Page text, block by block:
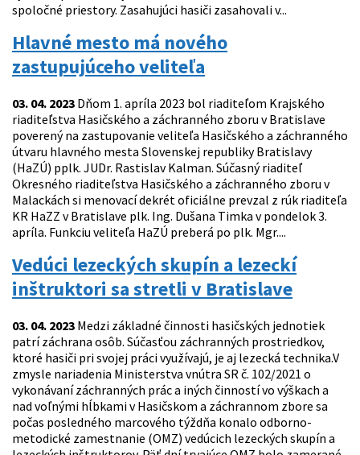
spoločné priestory. Zasahujúci hasiči zasahovali v...
Hlavné mesto má nového
zastupujúceho veliteľa
03. 04. 2023 Dňom 1. apríla 2023 bol riaditeľom Krajského
riaditeľstva Hasičského a záchranného zboru v Bratislave
poverený na zastupovanie veliteľa Hasičského a záchranného
útvaru hlavného mesta Slovenskej republiky Bratislavy
(HaZÚ) pplk. JUDr. Rastislav Kalman. Súčasný riaditeľ
Okresného riaditeľstva Hasičského a záchranného zboru v
Malackách si menovací dekrét oficiálne prevzal z rúk riaditeľa
KR HaZZ v Bratislave plk. Ing. Dušana Timka v pondelok 3.
apríla. Funkciu veliteľa HaZÚ preberá po plk. Mgr....
Vedúci lezeckých skupín a lezeckí
inštruktori sa stretli v Bratislave
03. 04. 2023 Medzi základné činnosti hasičských jednotiek
patrí záchrana osôb. Súčasťou záchranných prostriedkov,
ktoré hasiči pri svojej práci využívajú, je aj lezecká technika.V
zmysle nariadenia Ministerstva vnútra SR č. 102/2021 o
vykonávaní záchranných prác a iných činností vo výškach a
nad voľnými hĺbkami v Hasičskom a záchrannom zbore sa
počas posledného marcového týždňa konalo odborno-
metodické zamestnanie (OMZ) vedúcich lezeckých skupín a